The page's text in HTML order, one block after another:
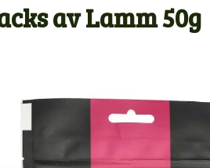
av Lamm 50g